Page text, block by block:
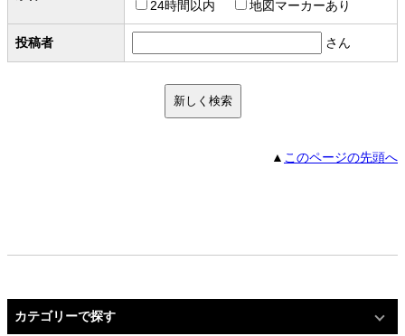
24時間以内
地図マーカーあり
投稿者 さん
▲ このページの先頭へ
カテゴリーで探す